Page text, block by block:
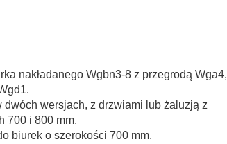
nakładanego Wgbn3-8 z przegrodą Wga4,
dwóch wersjach, z drzwiami lub żaluzją z
700 i 800 mm.
biurek o szerokości 700 mm.